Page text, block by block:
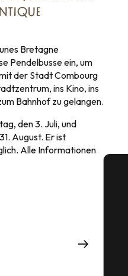
Bretagne
Pendelbusse ein, um
der Stadt Combourg
ins Kino, ins
Bahnhof zu gelangen.
den 3. Juli, und
August. Er ist
Alle Informationen